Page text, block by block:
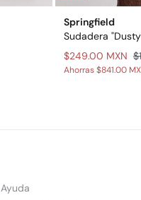
Springfield
Sudadera
$249.00 MXN
Ahorras$841.00
Ayuda